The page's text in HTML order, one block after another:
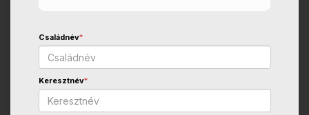
Családnév*
Keresztnév*